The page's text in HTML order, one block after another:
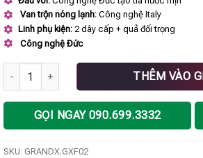
Van trộn nóng lạnh: Công nghệ Italy
Linh phụ kiện: 2 dây cấp + quả đối trọng
Công nghệ Đức
VÒI RỬA BÁT NÓNG LẠNH DÂY RÚT
THÊM VÀO
GỌI NGAY 090.699.3332
SKU: GRANDX.GXF02